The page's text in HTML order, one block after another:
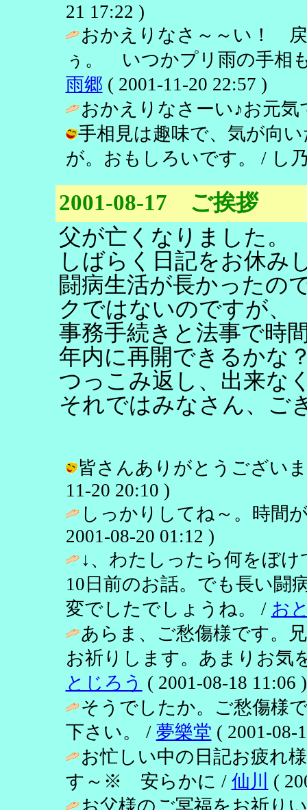
21 17:22 )
おかえりなさ～～い！
ぅ。 いつかプリ雨の手相
雨郷 ( 2001-11-20 22:57 )
おかえりなさーい♪お元
手相見は趣味で、気が向
が。おもしろいです。 / し
2001-08-17 ご挨拶
父が亡くなりました。
しばらく日記をお休み
闘病生活が長かったの
クではないのですが、
事務手続きと法事で時
年内に再開できるかな
つっこみ返し、出来な
それではみなさん、ご
皆さんありがとうござい
11-20 20:10 )
しっかりしてね～。時間
2001-08-20 01:12 )
↓、わたしったら何をぼ
10日前のお話。でも長い闘
変でしたでしょうね。 / お
あらま、ご愁傷様です。
お祈りします。あまりお気
とじろう ( 2001-08-18 11:06 )
そうでしたか。ご愁傷様
下さい。 / 夢樂堂 ( 2001-08-
お忙しい中の日記お疲
す～※ 安らかに / 仙川
(
お父様のご冥福をお祈り